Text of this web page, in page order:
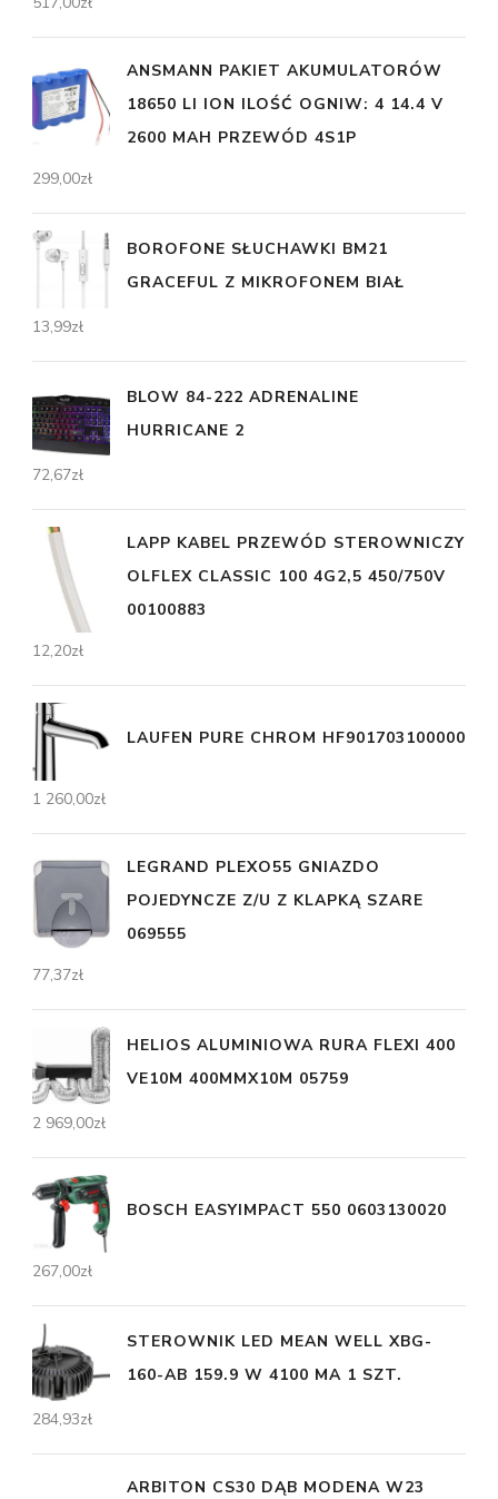
ANSMANN PAKIET AKUMULATORÓW
18650 LI ION ILOŚĆ OGNIW: 4 14.4 V
2600 MAH PRZEWÓD 4S1P
299,00zł
BOROFONE SŁUCHAWKI BM21
GRACEFUL Z MIKROFONEM BIAŁ
13,99zł
BLOW 84-222 ADRENALINE
HURRICANE 2
72,67zł
LAPP KABEL PRZEWÓD STEROWNICZY
OLFLEX CLASSIC 100 4G2,5 450/750V
00100883
12,20zł
LAUFEN PURE CHROM HF901703100000
1 260,00zł
LEGRAND PLEXO55 GNIAZDO
POJEDYNCZE Z/U Z KLAPKĄ SZARE
069555
77,37zł
HELIOS ALUMINIOWA RURA FLEXI 400
VE10M 400MMX10M 05759
2 969,00zł
BOSCH EASYIMPACT 550 0603130020
267,00zł
STEROWNIK LED MEAN WELL XBG-
160-AB 159.9 W 4100 MA 1 SZT.
284,93zł
ARBITON CS30 DĄB MODENA W23